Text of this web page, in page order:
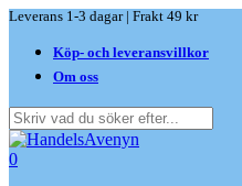
Skip
main
content
Leverans 1-3 dagar | Frakt 49 kr
Köp- och leveransvillkor
Om oss
Close
Search
search
0